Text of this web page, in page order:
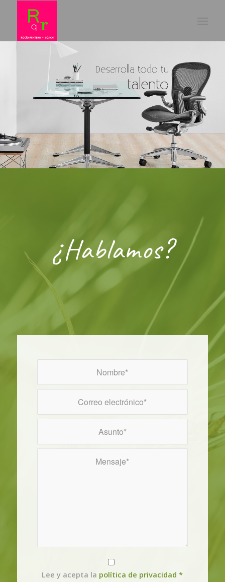
¿Hablamos?
Lee y acepta la política de privacidad *